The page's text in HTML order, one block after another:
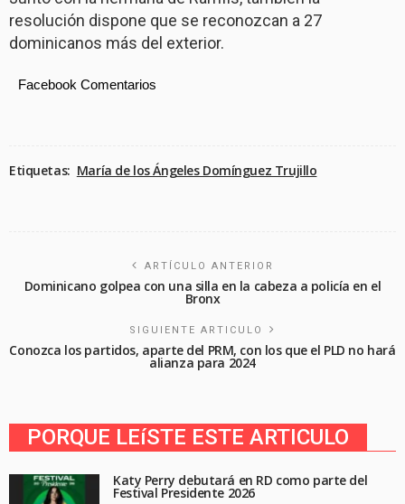
resolución dispone que se reconozcan a 27
dominicanos más del exterior.
Facebook Comentarios
Etiquetas: María de los Ángeles Domínguez Trujillo
ARTÍCULO ANTERIOR
Dominicano golpea con una silla en la cabeza a policía en el
Bronx
SIGUIENTE ARTICULO
Conozca los partidos, aparte del PRM, con los que el PLD no hará
alianza para 2024
PORQUE LEíSTE ESTE ARTICULO
Katy Perry debutará en RD como parte del
Festival Presidente 2026